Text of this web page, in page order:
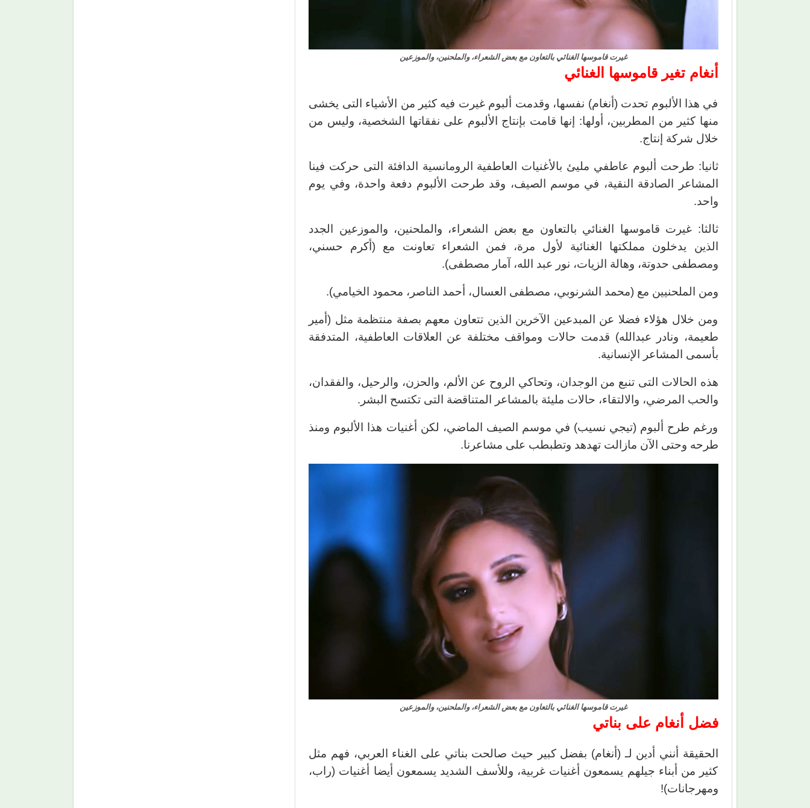
غيرت قاموسها الغنائي بالتعاون مع بعض الشعراء، والملحنين، والموزعين
أنغام تغير قاموسها الغنائي
في هذا الألبوم تحدت (أنغام) نفسها، وقدمت ألبوم غيرت فيه كثير من الأشياء التى يخشى
منها كثير من المطربين، أولها: إنها قامت بإنتاج الألبوم على نفقاتها الشخصية، وليس من
خلال شركة إنتاج.
ثانيا: طرحت ألبوم عاطفي مليئ بالأغنيات العاطفية الرومانسية الدافئة التى حركت فينا
المشاعر الصادقة النقية، في موسم الصيف، وقد طرحت الألبوم دفعة واحدة، وفي يوم
واحد.
ثالثا: غيرت قاموسها الغنائي بالتعاون مع بعض الشعراء، والملحنين، والموزعين الجدد
الذين يدخلون مملكتها الغنائية لأول مرة، فمن الشعراء تعاونت مع (أكرم حسني،
ومصطفى حدوتة، وهالة الزيات، نور عبد الله، آمار مصطفى).
ومن الملحنيين مع (محمد الشرنوبي، مصطفى العسال، أحمد الناصر، محمود الخيامي).
ومن خلال هؤلاء فضلا عن المبدعين الآخرين الذين تتعاون معهم بصفة منتظمة مثل (أمير
طعيمة، ونادر عبدالله) قدمت حالات ومواقف مختلفة عن العلاقات العاطفية، المتدفقة
بأسمى المشاعر الإنسانية.
هذه الحالات التى تنبع من الوجدان، وتحاكي الروح عن الألم، والحزن، والرحيل، والفقدان،
والحب المرضي، والالتقاء، حالات مليئة بالمشاعر المتناقضة التى تكتسح البشر.
ورغم طرح ألبوم (تيجي نسيب) في موسم الصيف الماضي، لكن أغنيات هذا الألبوم ومنذ
طرحه وحتى الآن مازالت تهدهد وتطبطب على مشاعرنا.
غيرت قاموسها الغنائي بالتعاون مع بعض الشعراء، والملحنين، والموزعين
فضل أنغام على بناتي
الحقيقة أنني أدين لـ (أنغام) بفضل كبير حيث صالحت بناتي على الغناء العربي، فهم مثل
كثير من أبناء جيلهم يسمعون أغنيات غربية، وللأسف الشديد يسمعون أيضا أغنيات (راب،
ومهرجانات)!